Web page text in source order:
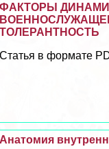
ФАКТОРЫ
ТОЛЕРАНТНОСТЬ
Статья в формате
Анатомия